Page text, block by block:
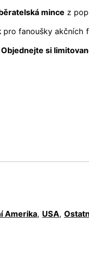
mince z
pro fanoušky akčních
si
Amerika, USA,